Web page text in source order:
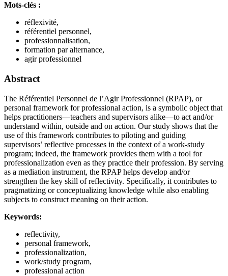
Mots-clés :
réflexivité,
référentiel personnel,
professionnalisation,
formation par alternance,
agir professionnel
Abstract
The Référentiel Personnel de l’Agir Professionnel (RPAP), or
personal framework for professional action, is a symbolic object that
helps practitioners—teachers and supervisors alike—to act and/or
understand within, outside and on action. Our study shows that the
use of this framework contributes to piloting and guiding
supervisors’ reflective processes in the context of a work-study
program; indeed, the framework provides them with a tool for
professionalization even as they practice their profession. By serving
as a mediation instrument, the RPAP helps develop and/or
strengthen the key skill of reflectivity. Specifically, it contributes to
pragmatizing or conceptualizing knowledge while also enabling
subjects to construct meaning on their action.
Keywords:
reflectivity,
personal framework,
professionalization,
work/study program,
professional action